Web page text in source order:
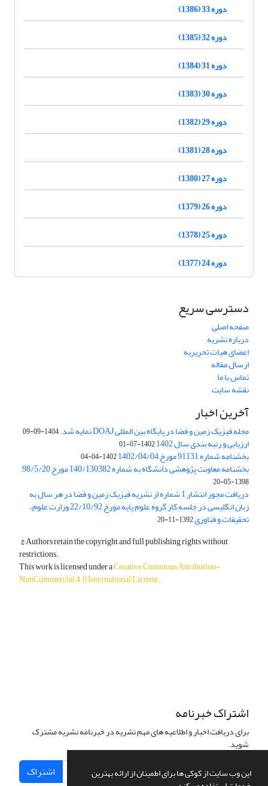
این وب سایت از کوکی ها برای اطمینان از ارائه بهترین
دوره 33 (1386)
دوره 32 (1385)
دوره 31 (1384)
دوره 30 (1383)
دوره 29 (1382)
دوره 28 (1381)
دوره 27 (1380)
دوره 26 (1379)
دوره 25 (1378)
دوره 24 (1377)
دسترسی سریع
صفحه اصلی
درباره نشریه
اعضای هیات تحریریه
ارسال مقاله
تماس با ما
نقشه سایت
آخرین اخبار
مجله فیزیک زمین و فضا در پایگاه بین المللی DOAJ نمایه شد. 1404-09-09
ارزیابی و رتبه بندی سال 1402 1402-07-01
بخشنامه شماره 91131 مورخ 1402/04/04 1402-04-04
بخشنامه معاونت پژوهشی دانشگاه به شماره 140/130382 مورخ 98/5/20
1398-05-20
دریافت مجوز انتشار 1 شماره از نشریه فیزیک زمین و فضا در هر سال به
زبان انگلیسی در جلسه کار گروه علوم پایه مورخ 22/10/92 وزارت علوم،
تحقیقات و فناوری1392-11-20
© Authors retain the copyright and full publishing rights without
restrictions.
This work is licensed under aCreative Commons Attribution-
NonCommercial 4.0 International License.
اشتراک خبرنامه
برای دریافت اخبار و اطلاعیه های مهم نشریه در خبرنامه نشریه مشترک
شوید.
اشتراک